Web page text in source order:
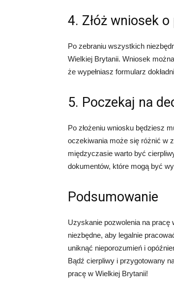
4. Złóż wniosek
Po zebraniu wszystkich
Wielkiej Brytanii. Wniosek
że wypełniasz formularz
5. Poczekaj na
Po złożeniu wniosku będziesz
oczekiwania może się różnić w
międzyczasie warto być
dokumentów, które mogą być
Podsumowanie
Uzyskanie pozwolenia na
niezbędne, aby legalnie
uniknąć nieporozumień i
Bądź cierpliwy i przygotowany
pracę w Wielkiej Brytanii!